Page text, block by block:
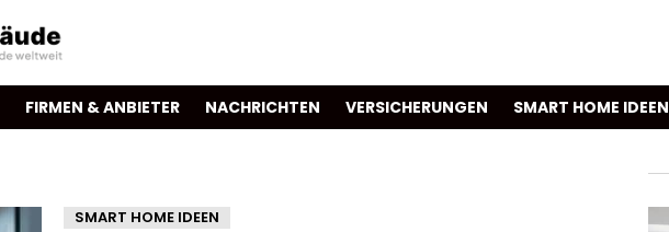
FIRMEN & ANBIETER NACHRICHTEN VERSICHERUNGEN SMART HOME IDEEN
SMART HOME IDEEN